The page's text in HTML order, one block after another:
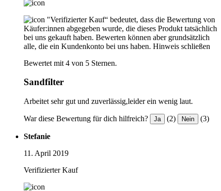
"Verifizierter Kauf“ bedeutet, dass die Bewertung von
Käufer:innen abgegeben wurde, die dieses Produkt tatsächlich
bei uns gekauft haben. Bewerten können aber grundsätzlich
alle, die ein Kundenkonto bei uns haben. Hinweis schließen
Bewertet mit 4 von 5 Sternen.
Sandfilter
Arbeitet sehr gut und zuverlässig,leider ein wenig laut.
War diese Bewertung für dich hilfreich? Ja (2) Nein (3)
Stefanie
11. April 2019
Verifizierter Kauf